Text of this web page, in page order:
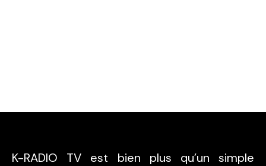
K-RADIO TV est bien plus qu’un simple